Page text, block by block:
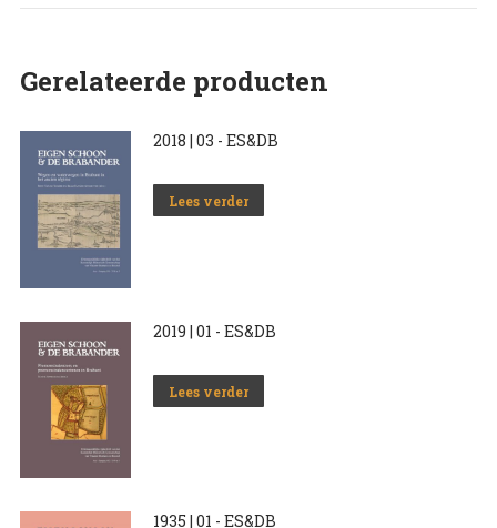
Gerelateerde producten
2018 | 03 - ES&DB
Lees verder
2019 | 01 - ES&DB
Lees verder
1935 | 01 - ES&DB